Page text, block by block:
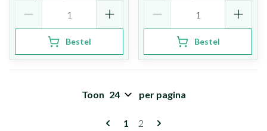
Bestel Bestel
Pagina's
U lees momenteel pagina
1 Pagina
2
Toon per pagina